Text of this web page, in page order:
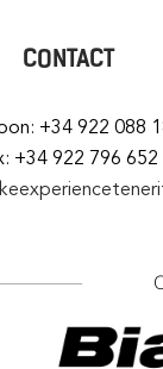
CONTACT
+34 922 088
+34 922 796 652